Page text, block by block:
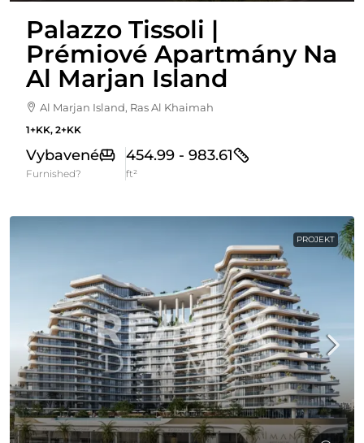
Palazzo Tissoli |
Prémiové Apartmány Na
Al Marjan Island
Al Marjan Island, Ras Al Khaimah
1+KK, 2+KK
Vybavené
Furnished?
454.99 - 983.61
ft²
PROJEKT